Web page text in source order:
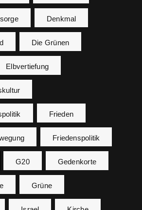
Denkmal
Die Grünen
Elbvertiefung
Frieden
Friedenspolitik
G20 Gedenkorte
Grüne